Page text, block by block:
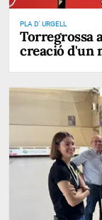
PLA D' URGELL
Torregrossa
creació d'un